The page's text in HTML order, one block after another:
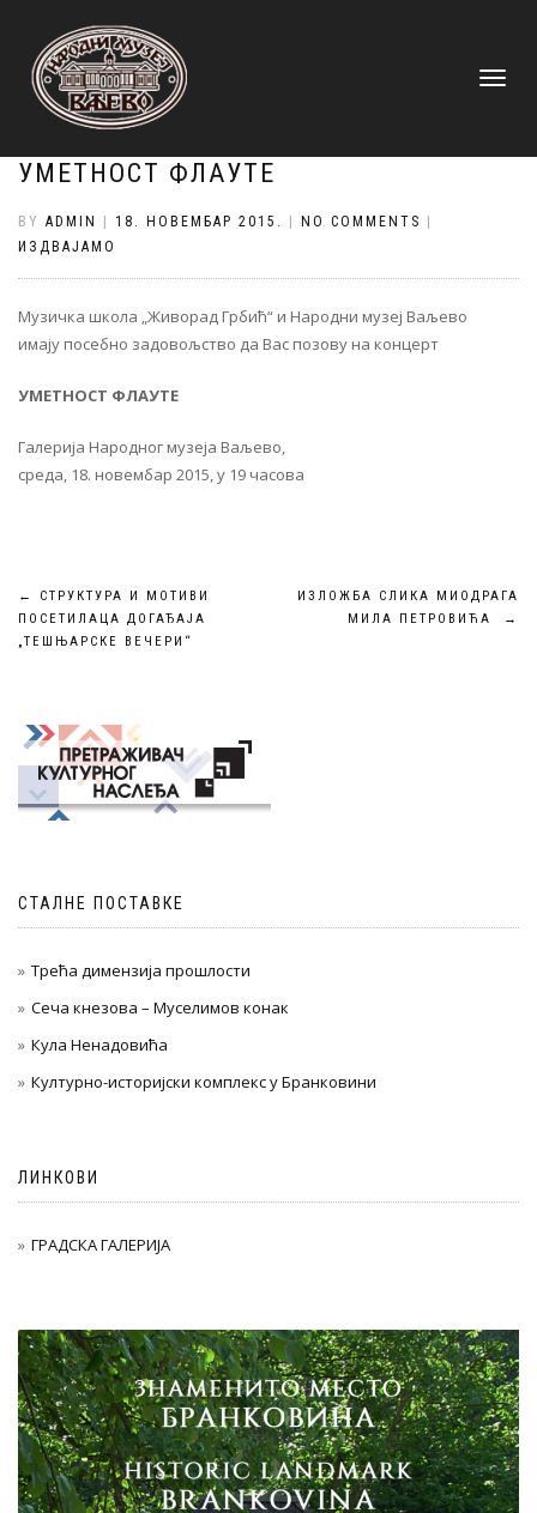
TOGGLE
УМЕТНОСТ ФЛАУТЕ
BY ADMIN 18. НОВЕМБАР 2015. NO COMMENTS
ИЗДВАЈАМО
Музичка школа „Живорад Грбић“ и Народни музеј Ваљево
имају посебно задовољство да Вас позову на концерт
УМЕТНОСТ ФЛАУТЕ
Галерија Народног музеја Ваљево,
среда, 18. новембар 2015, у 19 часова
Кретање
чланка
←
СТРУКТУРА И МОТИВИ
ПОСЕТИЛАЦА ДОГАЂАЈА
„ТЕШЊАРСКЕ ВЕЧЕРИ“
ИЗЛОЖБА СЛИКА МИОДРАГА
МИЛА ПЕТРОВИЋА
→
СТАЛНЕ ПОСТАВКЕ
Трећа димензија прошлости
Сеча кнезова – Муселимов конак
Кула Ненадовића
Културно-историјски комплекс у Бранковини
ЛИНКОВИ
ГРАДСКА ГАЛЕРИЈА